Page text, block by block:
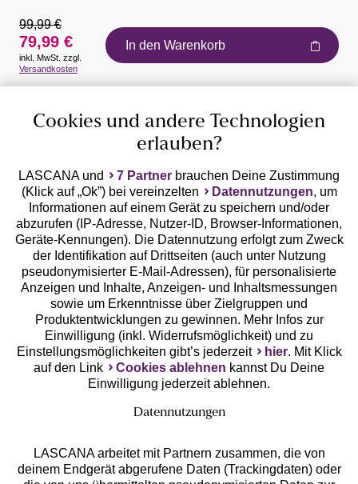
Auszeichnungen
Geprüfte Sicherheit
Unsere Apps
99,99 €
79,99 €
inkl. MwSt. zzgl.
Versandkosten
In den Warenkorb
Cookies und andere Technologien
erlauben?
LASCANA und 7 Partner brauchen Deine Zustimmung
(Klick auf „Ok”) bei vereinzelten
Datennutzungen, um
Informationen auf einem Gerät zu speichern und/oder
abzurufen (IP-Adresse, Nutzer-ID, Browser-Informationen,
Geräte-Kennungen). Die Datennutzung erfolgt zum Zweck
der Identifikation auf Drittseiten (auch unter Nutzung
pseudonymisierter E-Mail-Adressen), für personalisierte
Anzeigen und Inhalte, Anzeigen- und Inhaltsmessungen
sowie um Erkenntnisse über Zielgruppen und
Produktentwicklungen zu gewinnen. Mehr Infos zur
Einwilligung (inkl. Widerrufsmöglichkeit) und zu
Einstellungsmöglichkeiten gibt’s jederzeit
hier. Mit Klick
auf den Link
Cookies ablehnen kannst Du Deine
Einwilligung jederzeit ablehnen.
Datennutzungen
LASCANA arbeitet mit Partnern zusammen, die von
deinem Endgerät abgerufene Daten (Trackingdaten) oder